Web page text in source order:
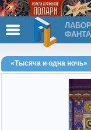
«Тысяча и одна ночь»